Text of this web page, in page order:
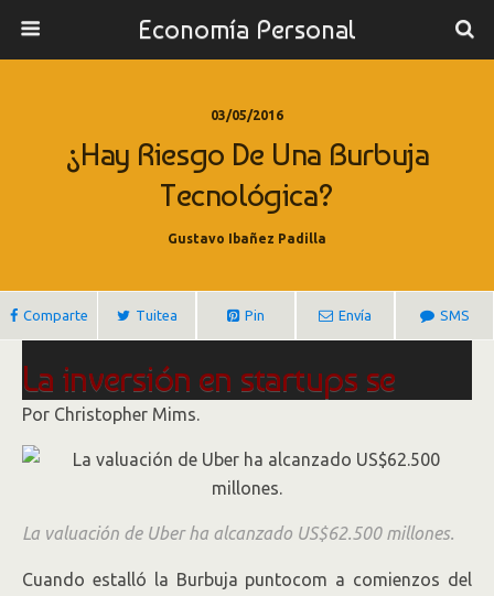
Economía Personal
03/05/2016
¿Hay Riesgo De Una Burbuja
Tecnológica?
Gustavo Ibañez Padilla
Comparte Tuitea Pin Envía SMS
La inversión en startups se
enfría, lo que augura otra
burbuja tecnológica
Por Christopher Mims.
La valuación de Uber ha alcanzado US$62.500 millones.
Cuando estalló la Burbuja puntocom a comienzos del